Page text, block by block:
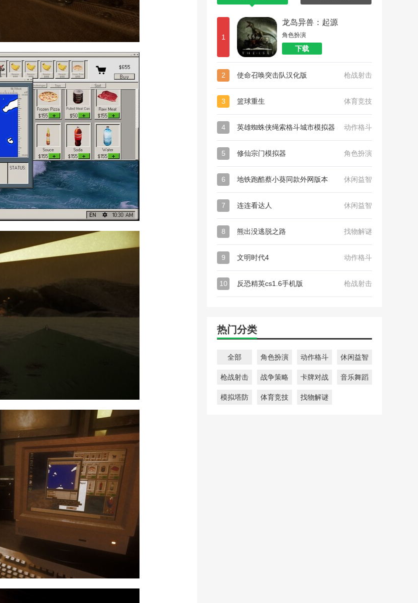
1
龙岛异兽：起源
角色扮演
下载
2 使命召唤突击队汉化版 枪战射击
3 篮球重生 体育竞技
4 英雄蜘蛛侠绳索格斗城市模拟器 动作格斗
5 修仙宗门模拟器 角色扮演
6 地铁跑酷蔡小葵同款外网版本 休闲益智
7 连连看达人 休闲益智
8 熊出没逃脱之路 找物解谜
9 文明时代4 动作格斗
10 反恐精英cs1.6手机版 枪战射击
热门分类
全部 角色扮演 动作格斗 休闲益智
枪战射击 战争策略 卡牌对战 音乐舞蹈
模拟塔防 体育竞技 找物解谜